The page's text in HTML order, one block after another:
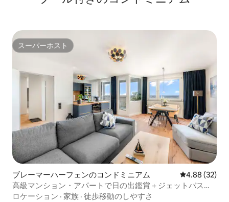
スーパーホスト
スーパーホスト
ブレーマーハーフェンのコンドミニアム レビュー32
4.88 (32)
高級マンション・アパートで日の出鑑賞＋ジェットバス＋
プール＋サウナ
ロケーション · 家族 · 徒歩移動のしやすさ